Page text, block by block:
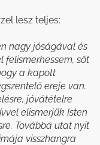
lesz teljes:
nagy jóságával és
felismerhessem, sőt
a kapott
ereje van.
jóvátételre
elismerjük Isten
Továbbá utat nyit
visszhangra